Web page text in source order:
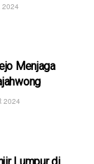
2024
Menjaga
2024
Lumpur di